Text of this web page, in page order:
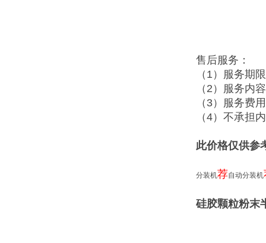
售后服务：
（1）服务期
（2）服务内
（3）服务费
（4）不承担
此价格仅供参
分装机荐自动分装机
硅胶颗粒粉末